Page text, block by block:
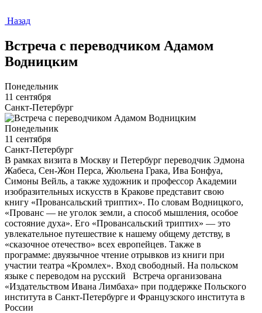
Назад
Встреча с переводчиком Адамом
Водницким
Понедельник
11 сентября
Санкт-Петербург
Понедельник
11 сентября
Санкт-Петербург
В рамках визита в Москву и Петербург переводчик Эдмона
Жабеса, Сен-Жон Перса, Жюльена Грака, Ива Бонфуа,
Симоны Вейль, а также художник и профессор Академии
изобразительных искусств в Кракове представит свою
книгу «Провансальский триптих». По словам Водницкого,
«Прованс — не уголок земли, а способ мышления, особое
состояние духа». Его «Провансальский триптих» — это
увлекательное путешествие к нашему общему детству, в
«сказочное отечество» всех европейцев. Также в
программе: двуязычное чтение отрывков из книги при
участии театра «Кромлех». Вход свободный. На польском
языке с переводом на русский Встреча организована
«Издательством Ивана Лимбаха» при поддержке Польского
института в Санкт-Петербурге и Французского института в
России